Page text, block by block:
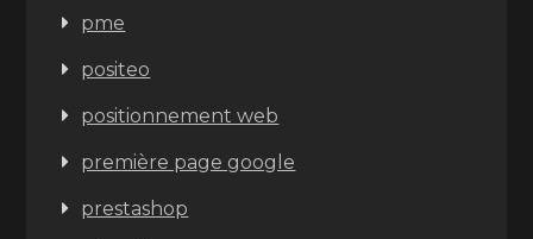
pme
positeo
positionnement web
première page google
prestashop